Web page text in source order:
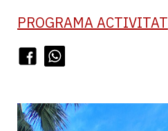
PROGRAMA ACTIVITAT